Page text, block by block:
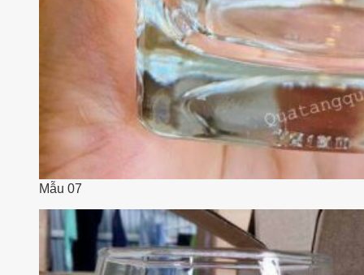
Mẫu 07